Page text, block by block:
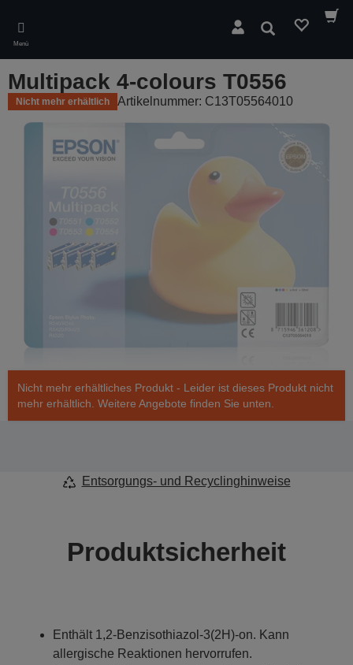
main
content
Menü
Suchen
Multipack 4-colours T0556
Nicht mehr erhältlich Artikelnummer: C13T05564010
Nicht mehr erhältliches Produkt - Leider ist dieses Produkt nicht
mehr erhältlich. Weitere Angebote finden Sie unten.
Entsorgungs- und Recyclinghinweise
Produktsicherheit
Enthält 1,2-Benzisothiazol-3(2H)-on. Kann
allergische Reaktionen hervorrufen.